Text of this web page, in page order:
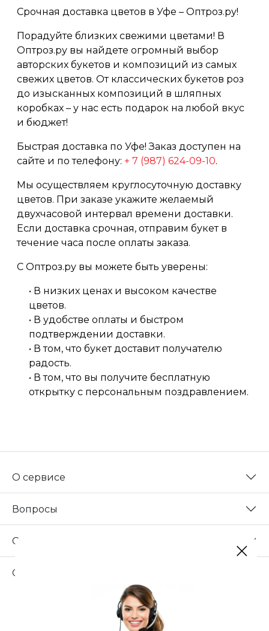
Срочная доставка цветов в Уфе – Оптроз.ру!
Порадуйте близких свежими цветами! В
Оптроз.ру вы найдете огромный выбор
авторских букетов и композиций из самых
свежих цветов. От классических букетов роз
до изысканных композиций в шляпных
коробках – у нас есть подарок на любой вкус
и бюджет!
Быстрая доставка по Уфе! Заказ доступен на
сайте и по телефону: + 7 (987) 624-09-10.
Мы осуществляем круглосуточную доставку
цветов. При заказе укажите желаемый
двухчасовой интервал времени доставки.
Если доставка срочная, отправим букет в
течение часа после оплаты заказа.
С Оптроз.ру вы можете быть уверены:
• В низких ценах и высоком качестве
цветов.
• В удобстве оплаты и быстром
подтверждении доставки.
• В том, что букет доставит получателю
радость.
• В том, что вы получите бесплатную
открытку с персональным поздравлением.
О сервисе
Вопросы
Сотрудничество
Свяжитесь с нами